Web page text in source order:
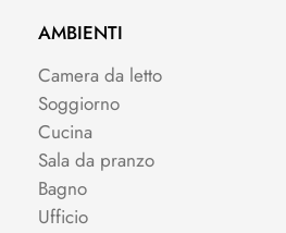
AMBIENTI
Camera da letto
Soggiorno
Cucina
Sala da pranzo
Bagno
Ufficio